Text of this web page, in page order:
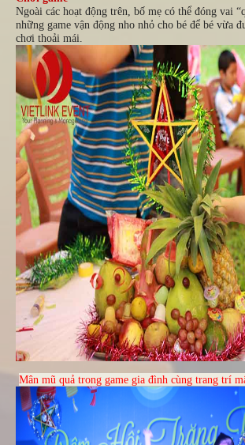
Ngoài các hoạt động trên, bố mẹ có thể đóng vai
những game vận động nho nhỏ cho bé để bé vừa
chơi thoải mái.
Mân mũ quả trong game gia đình cùng trang trí